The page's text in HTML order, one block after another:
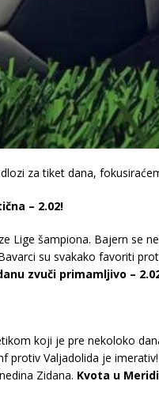
za tiket dana,
– 2.02!
Lige šampiona. Bajern se
su svakako favoriti
zvuči primamljivo –
koji je pre nekoloko
protiv Valjadolida je
Zidana. Kvota u